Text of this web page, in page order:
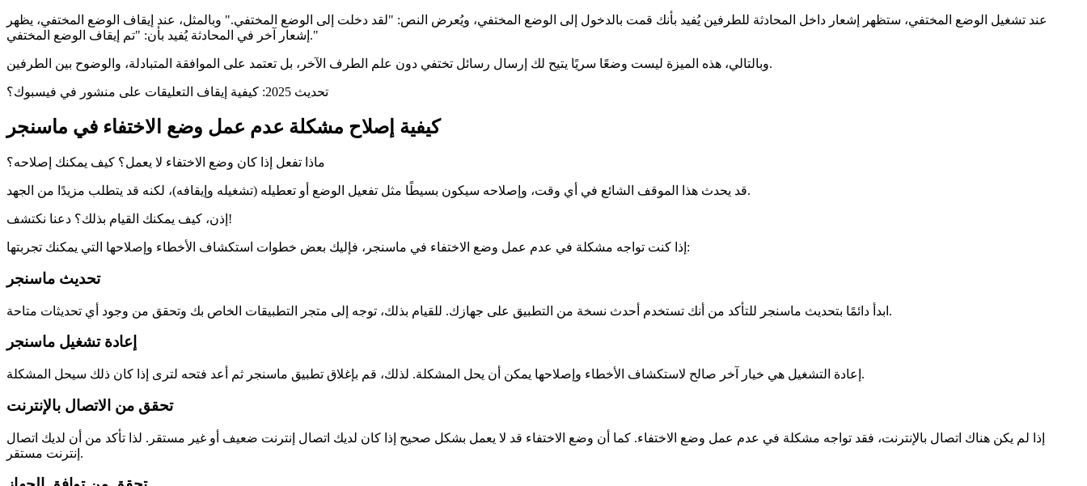
عند تشغيل الوضع المختفي، ستظهر إشعار داخل المحادثة للطرفين يُفيد بأنك قمت بالدخول إلى الوضع المختفي، ويُعرض النص: "لقد دخلت إلى الوضع المختفي." وبالمثل، عند إيقاف الوضع المختفي، يظهر
إشعار آخر في المحادثة يُفيد بأن: "تم إيقاف الوضع المختفي."
وبالتالي، هذه الميزة ليست وضعًا سريًا يتيح لك إرسال رسائل تختفي دون علم الطرف الآخر، بل تعتمد على الموافقة المتبادلة، والوضوح بين الطرفين.
تحديث 2025: كيفية إيقاف التعليقات على منشور في فيسبوك؟
كيفية إصلاح مشكلة عدم عمل وضع الاختفاء في ماسنجر
ماذا تفعل إذا كان وضع الاختفاء لا يعمل؟ كيف يمكنك إصلاحه؟
قد يحدث هذا الموقف الشائع في أي وقت، وإصلاحه سيكون بسيطًا مثل تفعيل الوضع أو تعطيله (تشغيله وإيقافه)، لكنه قد يتطلب مزيدًا من الجهد.
إذن، كيف يمكنك القيام بذلك؟ دعنا نكتشف!
إذا كنت تواجه مشكلة في عدم عمل وضع الاختفاء في ماسنجر، فإليك بعض خطوات استكشاف الأخطاء وإصلاحها التي يمكنك تجربتها:
تحديث ماسنجر
ابدأ دائمًا بتحديث ماسنجر للتأكد من أنك تستخدم أحدث نسخة من التطبيق على جهازك. للقيام بذلك، توجه إلى متجر التطبيقات الخاص بك وتحقق من وجود أي تحديثات متاحة.
إعادة تشغيل ماسنجر
إعادة التشغيل هي خيار آخر صالح لاستكشاف الأخطاء وإصلاحها يمكن أن يحل المشكلة. لذلك، قم بإغلاق تطبيق ماسنجر ثم أعد فتحه لترى إذا كان ذلك سيحل المشكلة.
تحقق من الاتصال بالإنترنت
إذا لم يكن هناك اتصال بالإنترنت، فقد تواجه مشكلة في عدم عمل وضع الاختفاء. كما أن وضع الاختفاء قد لا يعمل بشكل صحيح إذا كان لديك اتصال إنترنت ضعيف أو غير مستقر. لذا تأكد من أن لديك اتصال
إنترنت مستقر.